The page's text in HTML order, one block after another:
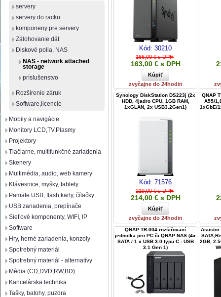
servery
servery do racku
komponeny pre servery
Zálohovanie dát
Diskové polia, NAS
NAS - network attached
storage
príslušenstvo
Rozšírenie záruk
Software,licencie
Mobily a navigácie
Monitory LCD,TV,Plasmy
Projektory
Tlačiarne, multifunkčné zariadenia
Skenery
Multimédia, audio, web kamery
Klávesnice, myšky, tablety
Pamäte USB, flash karty, čítačky
USB zariadenia, prepínače
Sieťové komponenty, WIFI, IP
Software
Hry, herné zariadenia, konzoly
Spotrebný materiál
Spotrebný materiál - alternatívy
Média (CD,DVD,RW,BD)
Kancelárska technika
Tašky, batohy, puzdra
Kód: 30210
166,00 € s DPH
163,00 € s DPH
zvyčajne do 24hodin
Synology DiskStation DS223j (2x
HDD, 4jadro CPU, 1GB RAM,
1xGLAN, 2x USB3.2Gen1)
Kód: 71576
219,00 € s DPH
214,00 € s DPH
zvyčajne do 24hodin
QNAP
A55/
1xGbE/
QNAP TR-004 rozšiřovací
jednotka pro PC či QNAP NAS (4x
SATA / 1 x USB 3.0 typu C - USB
3.1 Gen 1)
Asustor
2GB,